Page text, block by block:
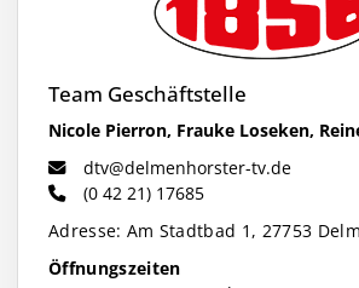
Team Geschäftstelle
Nicole Pierron, Frauke Loseken,
dtv@delmenhorster-tv.de
(0 42 21) 17685
Adresse: Am Stadtbad 1, 27753
Öffnungszeiten